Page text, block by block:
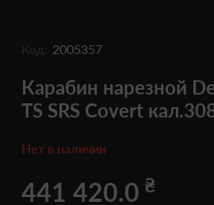
Код: 2005357
Карабин нарезной
TS SRS Covert
Нет в наличии
441 420.0 ₴